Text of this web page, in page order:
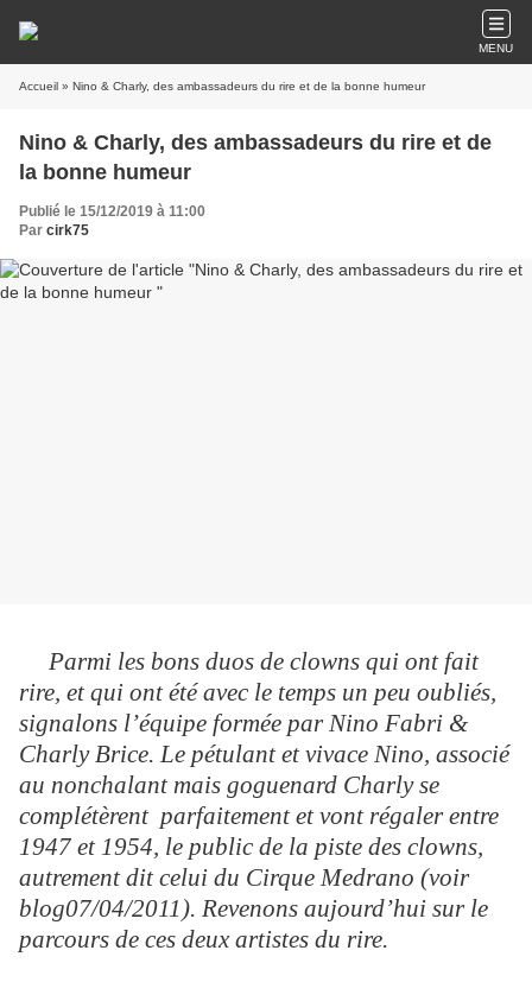
MENU
Accueil » Nino & Charly, des ambassadeurs du rire et de la bonne humeur
Nino & Charly, des ambassadeurs du rire et de
la bonne humeur
Publié le 15/12/2019 à 11:00
Par cirk75
Parmi les bons duos de clowns qui ont fait
rire, et qui ont été avec le temps un peu oubliés,
signalons l’équipe formée par Nino Fabri &
Charly Brice. Le pétulant et vivace Nino, associé
au nonchalant mais goguenard Charly se
complétèrent parfaitement et vont régaler entre
1947 et 1954, le public de la piste des clowns,
autrement dit celui du Cirque Medrano (voir
blog07/04/2011). Revenons aujourd’hui sur le
parcours de ces deux artistes du rire.